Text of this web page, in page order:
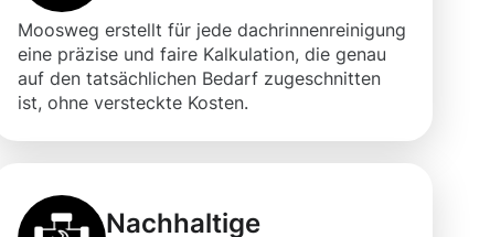
Moosweg erstellt für jede dachrinnenreinigung
eine präzise und faire Kalkulation, die genau
auf den tatsächlichen Bedarf zugeschnitten
ist, ohne versteckte Kosten.
Nachhaltige